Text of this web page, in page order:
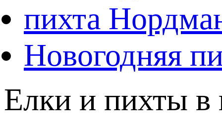
пихта
Новогодняя
Елки и пихты в